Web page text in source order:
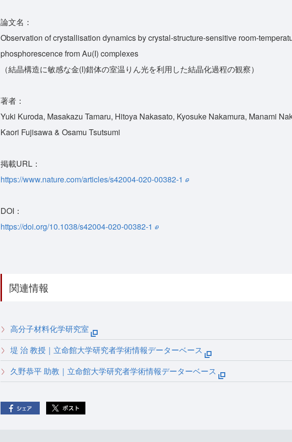
論文名：
Observation of crystallisation dynamics by crystal-structure-sensitive room-
phosphorescence from Au(I) complexes
（結晶構造に敏感な金(I)錯体の室温りん光を利用した結晶化過程の観察）
著者：
Yuki Kuroda, Masakazu Tamaru, Hitoya Nakasato, Kyosuke Nakamura, Manami
Kaori Fujisawa & Osamu Tsutsumi
掲載URL：
https://www.nature.com/articles/s42004-020-00382-1
DOI：
https://doi.org/10.1038/s42004-020-00382-1
関連情報
高分子材料化学研究室
堤 治 教授｜立命館大学研究者学術情報データーベース
久野恭平 助教｜立命館大学研究者学術情報データーベース